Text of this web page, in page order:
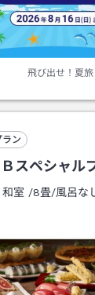
飛び出せ！夏旅
ラン
Ｂスペシャル
和室 /8畳/風呂な